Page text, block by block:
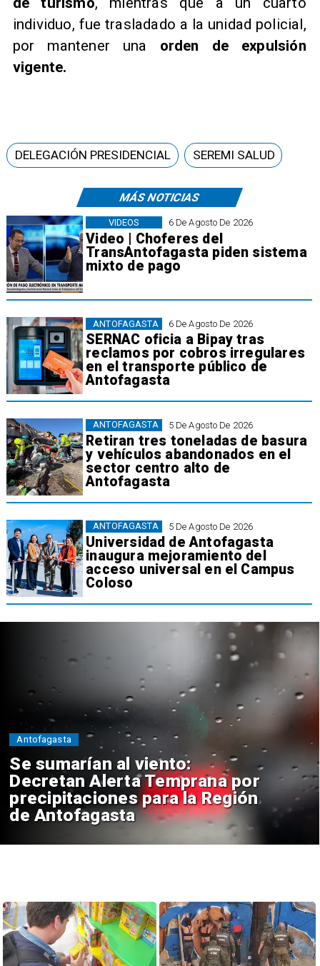
individuo, fue trasladado a la unidad policial,
por mantener una orden de expulsión
vigente.
MÁS NOTICIAS
6 De Agosto De 2026
Video | Choferes del
TransAntofagasta piden sistema
mixto de pago
VIDEOS
6 De Agosto De 2026
SERNAC oficia a Bipay tras
reclamos por cobros irregulares
en el transporte público de
Antofagasta
ANTOFAGASTA
5 De Agosto De 2026
Retiran tres toneladas de basura
y vehículos abandonados en el
sector centro alto de
Antofagasta
ANTOFAGASTA
5 De Agosto De 2026
Universidad de Antofagasta
inaugura mejoramiento del
acceso universal en el Campus
Coloso
ANTOFAGASTA
DELEGACIÓN PRESIDENCIAL SEREMI SALUD
Se sumarían al viento:
Decretan Alerta Temprana por
precipitaciones para la Región
de Antofagasta
Antofagasta